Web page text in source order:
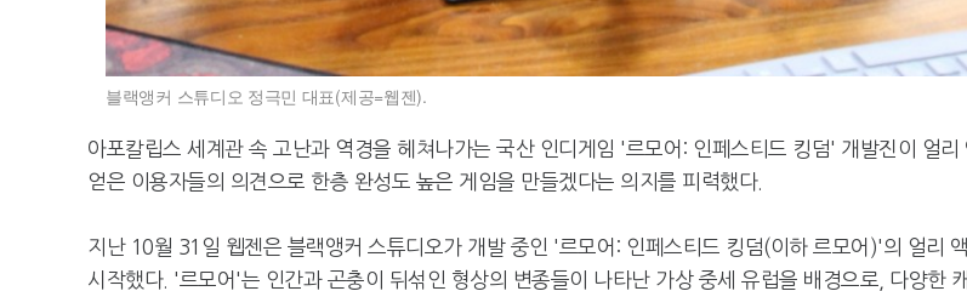
블랙앵커 스튜디오 정극민 대표(제공=웹젠).
아포칼립스 세계관 속 고난과 역경을 헤쳐나가는 국산 인디게임 '르모어: 인페스티드 킹덤' 개발진이 얼리
얻은 이용자들의 의견으로 한층 완성도 높은 게임을 만들겠다는 의지를 피력했다.
지난 10월 31일 웹젠은 블랙앵커 스튜디오가 개발 중인 '르모어: 인페스티드 킹덤(이하 르모어)'의 얼리
시작했다. '르모어'는 인간과 곤충이 뒤섞인 형상의 변종들이 나타난 가상 중세 유럽을 배경으로, 다양한